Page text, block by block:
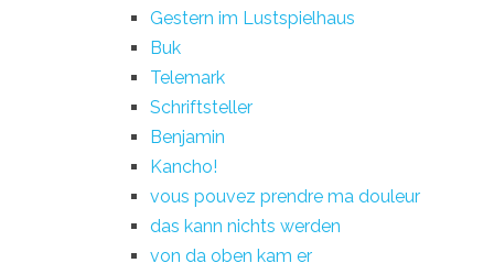
Gestern im Lustspielhaus
Buk
Telemark
Schriftsteller
Benjamin
Kancho!
vous pouvez prendre ma douleur
das kann nichts werden
von da oben kam er